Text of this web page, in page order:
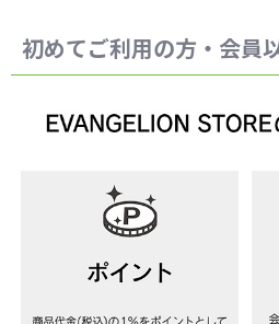
初めてご利用の方・会員